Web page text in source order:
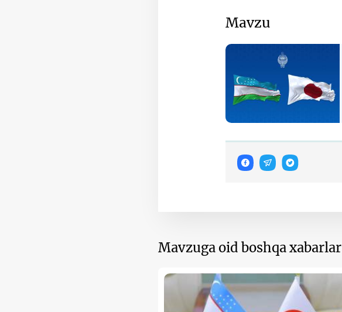
Mavzu
Mavzuga oid boshqa xabarlar